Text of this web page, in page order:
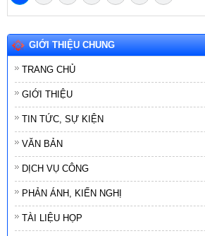
GIỚI THIỆU CHUNG
TRANG CHỦ
GIỚI THIỆU
TIN TỨC, SỰ KIỆN
VĂN BẢN
DỊCH VỤ CÔNG
PHẢN ÁNH, KIẾN NGHỊ
TÀI LIỆU HỌP